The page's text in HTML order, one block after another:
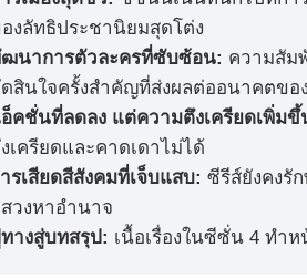
งลัทธิประชานิยมสุดโต่ง
นาการตัวละครที่ซับซ้อน: ความสัม
สินใจครั้งสำคัญที่ส่งผลต่ออนาคตขอ
คชั่นที่ลดลง แต่ความตึงเครียดเพิ่มขึ้
เครียดและคาดเดาไม่ได้
รเสียดสีสังคมที่เจ็บแสบ: ซีรีส์ยังคงรั
วงหาอำนาจ
างสู่บทสรุป: เนื้อเรื่องในซีซั่น 4 ทำ